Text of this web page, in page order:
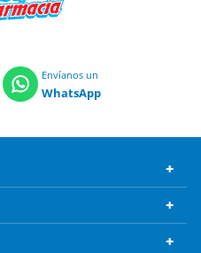
Envíanos un
WhatsApp